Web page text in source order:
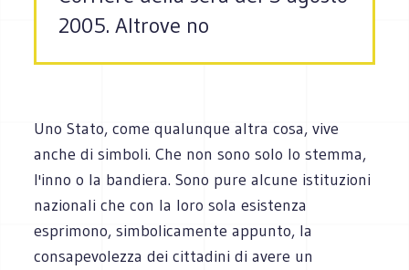
2005. Altrove no
Uno Stato, come qualunque altra cosa, vive
anche di simboli. Che non sono solo lo stemma,
l'inno o la bandiera. Sono pure alcune istituzioni
nazionali che con la loro sola esistenza
esprimono, simbolicamente appunto, la
consapevolezza dei cittadini di avere un